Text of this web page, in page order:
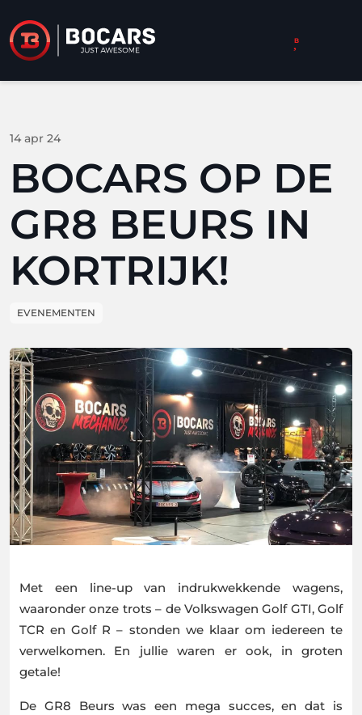
14 apr 24
BOCARS OP DE
GR8 BEURS IN
KORTRIJK!
EVENEMENTEN
Met een line-up van indrukwekkende wagens,
waaronder onze trots – de Volkswagen Golf GTI, Golf
TCR en Golf R – stonden we klaar om iedereen te
verwelkomen. En jullie waren er ook, in groten
getale!
De GR8 Beurs was een mega succes, en dat is